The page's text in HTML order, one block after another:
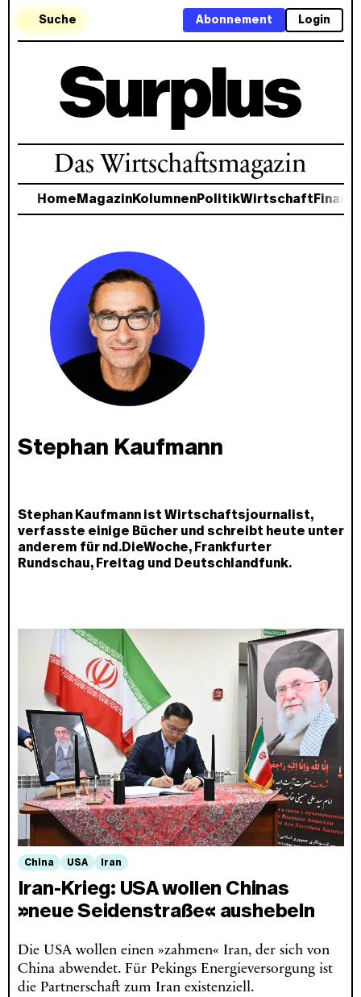
Suche Login
Abonnement
Das Wirtschaftsmagazin
Home MagazinKolumnenPolitikWirtschaft
Stephan Kaufmann
Stephan Kaufmann ist Wirtschaftsjournalist,
verfasste einige Bücher und schreibt heute unter
anderem für nd.DieWoche, Frankfurter
Rundschau, Freitag und Deutschlandfunk.
China USA Iran
Iran-Krieg: USA wollen Chinas
»neue Seidenstraße« aushebeln
Die USA wollen einen »zahmen« Iran, der sich von
China abwendet. Für Pekings Energieversorgung ist
die Partnerschaft zum Iran existenziell.